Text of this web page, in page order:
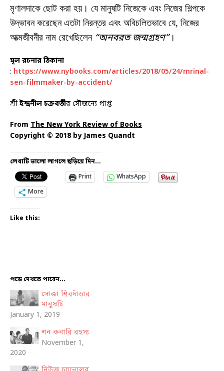
মৃণালদাকে ছোট করা হয়। যে মানুষটি নিজেকে এবং নিজের শিল্পকে
উদ্ভাবন করেছেন এতটা নিরন্তর এবং অবিচলিতভাবে যে, নিজের
আত্মজীবনীর নাম রেখেছিলেন “অনবরত জন্মগ্রহণ”।
মূল রচনার ঠিকানা
: https://www.nybooks.com/articles/2018/05/24/mrinal-
sen-filmmaker-by-accident/
শ্রী ইন্দ্রনীল চক্রবর্তীর সৌজন্যে প্রাপ্ত
From The New York Review of Books
Copyright © 2018 by James Quandt
লেখাটি ভালো লাগলে ছড়িয়ে দিন...
Print
WhatsApp
More
Like this:
পড়ে দেখতে পারেন...
সোজা শিরদাঁড়ার
মানুষটি
January 1, 2019
শন কনারি রহস্য
November 1,
2020